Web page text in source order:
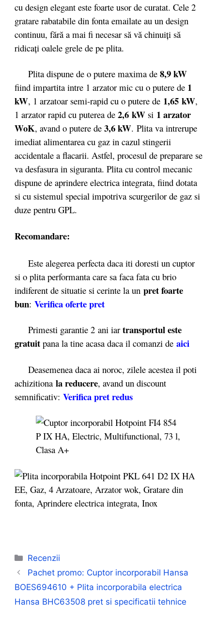
cu design elegant este foarte usor de curatat. Cele 2
gratare rabatabile din fonta emailate au un design
continuu, fără a mai fi necesar să vă chinuiţi să
ridicaţi oalele grele de pe plita.
Plita dispune de o putere maxima de 8,9 kW
fiind impartita intre 1 arzator mic cu o putere de 1
kW, 1 arzatoar semi-rapid cu o putere de 1,65 kW,
1 arzator rapid cu puterea de 2,6 kW si 1 arzator
WoK, avand o putere de 3,6 kW. Plita va intrerupe
imediat alimentarea cu gaz in cazul stingerii
accidentale a flacarii. Astfel, procesul de preparare se
va desfasura in siguranta. Plita cu control mecanic
dispune de aprindere electrica integrata, fiind dotata
si cu sistemul special impotriva scurgerilor de gaz si
duze pentru GPL.
Recomandare:
Este alegerea perfecta daca iti doresti un cuptor
si o plita performanta care sa faca fata cu brio
indiferent de situatie si cerinte la un pret foarte
bun: Verifica oferte pret
Primesti garantie 2 ani iar transportul este
gratuit pana la tine acasa daca il comanzi de aici
Deasemenea daca ai noroc, zilele acestea il poti
achizitiona la reducere, avand un discount
semnificativ: Verifica pret redus
Categorii
Recenzii
Pachet promo: Cuptor incorporabil Hansa
BOES694610 + Plita incorporabila electrica
Hansa BHC63508 pret si specificatii tehnice